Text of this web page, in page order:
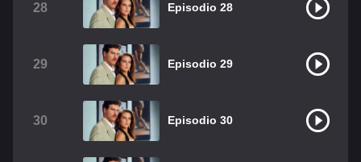
28 Episodio 28
29 Episodio 29
30 Episodio 30